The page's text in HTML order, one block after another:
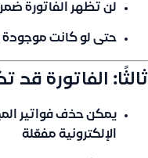
لن تظهر الفاتورة
حتى لو كانت موجودة
ثالثًا: الفاتورة
يمكن حذففواتير
الإلكترونية مفعّلة